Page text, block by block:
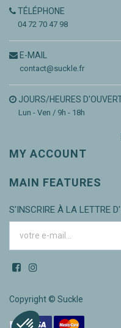
TÉLÉPHONE
04 72 70 47 98
E-MAIL
contact@suckle.fr
JOURS/HEURES
Lun - Ven / 9h - 18h
MY ACCOUNT
MAIN FEATURES
S'INSCRIRE À LA LETTRE
Copyright © Suckle